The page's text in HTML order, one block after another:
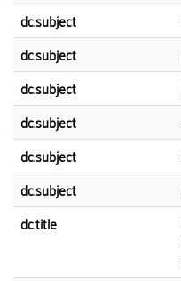
dc.subject
dc.subject
dc.subject
dc.subject
dc.subject
dc.subject
dc.title